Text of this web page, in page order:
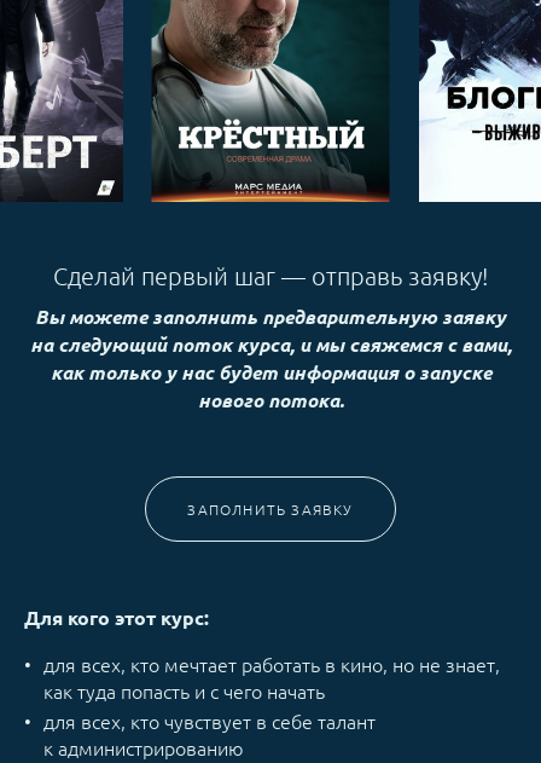
Сделай первый шаг — отправь заявку!
Вы можете заполнить предварительную заявку
на следующий поток курса, и мы свяжемся с вами,
как только у нас будет информация о запуске
нового потока.
ЗАПОЛНИТЬ ЗАЯВКУ
Для кого этот курс:
для всех, кто мечтает работать в кино, но не знает,
как туда попасть и с чего начать
для всех, кто чувствует в себе талант
к администрированию